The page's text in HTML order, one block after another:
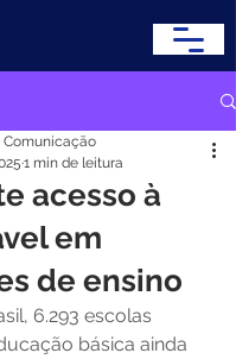
acesso à
em
de ensino
Comunicação
1 min de leitura
6.293 escolas
básica ainda